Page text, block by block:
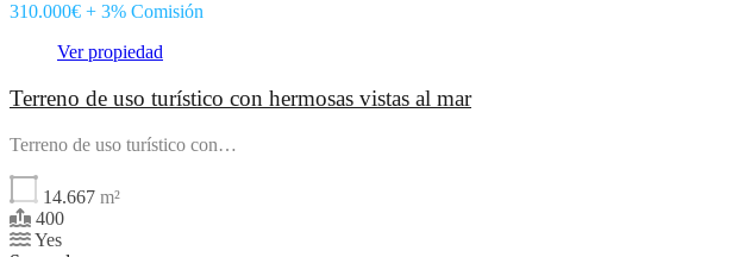
310.000€ + 3% Comisión
Ver propiedad
Terreno de uso turístico con hermosas vistas al mar
Terreno de uso turístico con…
14.667 m²
400
Yes